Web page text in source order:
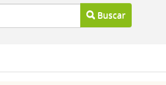
Buscar